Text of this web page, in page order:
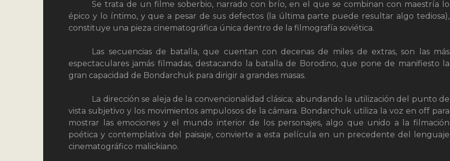
Se trata de un filme soberbio, narrado con brío, en el que se combinan con maestría lo
épico y lo íntimo, y que a pesar de sus defectos (la última parte puede resultar algo tediosa),
constituye una pieza cinematográfica única dentro de la filmografía soviética.
Las secuencias de batalla, que cuentan con decenas de miles de extras, son las más
espectaculares jamás filmadas, destacando la batalla de Borodino, que pone de manifiesto la
gran capacidad de Bondarchuk para dirigir a grandes masas.
La dirección se aleja de la convencionalidad clásica; abundando la utilización del punto de
vista subjetivo y los movimientos ampulosos de la cámara. Bondarchuk utiliza la voz en off para
mostrar las emociones y el mundo interior de los personajes, algo que unido a la filmación
poética y contemplativa del paisaje, convierte a esta película en un precedente del lenguaje
cinematográfico malickiano.